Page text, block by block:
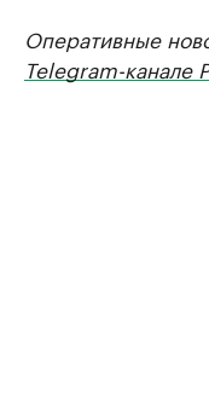
Оперативные
Telegram-канале